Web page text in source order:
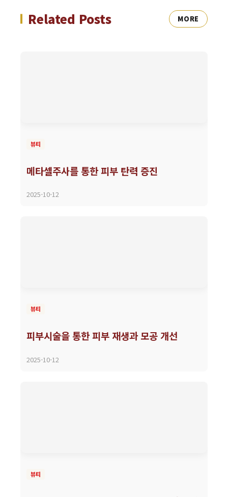
Related Posts MORE
뷰티
메타셀주사를 통한 피부 탄력 증진
2025-10-12
뷰티
피부시술을 통한 피부 재생과 모공 개선
2025-10-12
뷰티